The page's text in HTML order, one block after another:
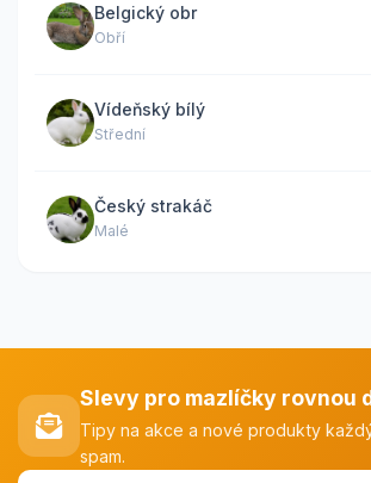
Belgický obr
Obří
Vídeňský bílý
Střední
Český strakáč
Malé
Slevy pro mazlíčky rovnou
Tipy na akce a nové produkty
spam.